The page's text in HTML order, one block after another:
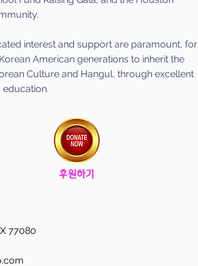
interest and support are paramount, for
American generations to inherit the
Culture and Hangul, through excellent
후원하기
77080